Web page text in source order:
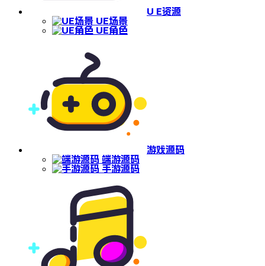
U E资源
UE场景
UE角色
游戏源码
端游源码
手游源码